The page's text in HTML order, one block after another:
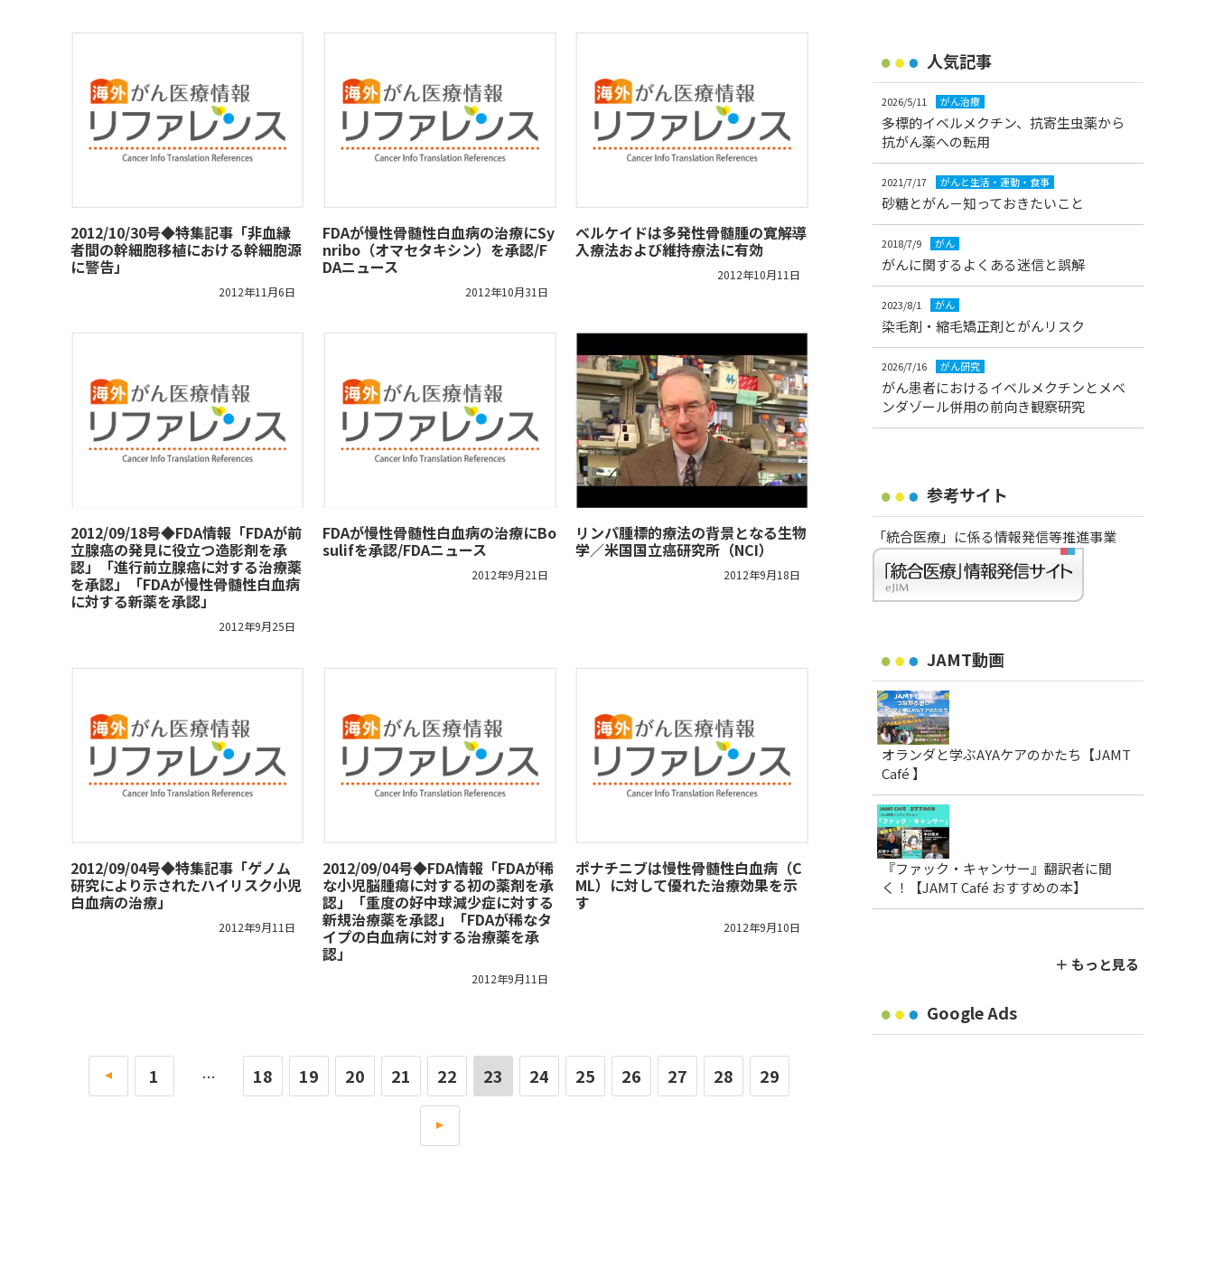
2012/10/30号◆特集記事「非血縁
者間の幹細胞移植における幹細胞源
に警告」
2012年11月6日
FDAが慢性骨髄性白血病の治療にSy
nribo（オマセタキシン）を承認/F
DAニュース
2012年10月31日
ベルケイドは多発性骨髄腫の寛解導
入療法および維持療法に有効
2012年10月11日
2012/09/18号◆FDA情報「FDAが前
立腺癌の発見に役立つ造影剤を承
認」「進行前立腺癌に対する治療薬
を承認」「FDAが慢性骨髄性白血病
に対する新薬を承認」
2012年9月25日
FDAが慢性骨髄性白血病の治療にBo
sulifを承認/FDAニュース
2012年9月21日
リンパ腫標的療法の背景となる生物
学／米国国立癌研究所（NCI）
2012年9月18日
2012/09/04号◆特集記事「ゲノム
研究により示されたハイリスク小児
白血病の治療」
2012年9月11日
2012/09/04号◆FDA情報「FDAが稀
な小児脳腫瘍に対する初の薬剤を承
認」「重度の好中球減少症に対する
新規治療薬を承認」「FDAが稀なタ
イプの白血病に対する治療薬を承
認」
2012年9月11日
ポナチニブは慢性骨髄性白血病（C
ML）に対して優れた治療効果を示
す
2012年9月10日
« 1 … 18 19 20 21 22 23 24 25 26 27 28 29
»
人気記事
2026/5/11 がん治療
多標的イベルメクチン、抗寄生虫薬から
抗がん薬への転用
2021/7/17 がんと生活・運動・食事
砂糖とがん－知っておきたいこと
2018/7/9 がん
がんに関するよくある迷信と誤解
2023/8/1 がん
染毛剤・縮毛矯正剤とがんリスク
2026/7/16 がん研究
がん患者におけるイベルメクチンとメベ
ンダゾール併用の前向き観察研究
参考サイト
「統合医療」に係る情報発信等推進事業
JAMT動画
オランダと学ぶAYAケアのかたち【JAMT
Café 】
『ファック・キャンサー』翻訳者に聞
く！【JAMT Café おすすめの本】
＋ もっと見る
Google Ads